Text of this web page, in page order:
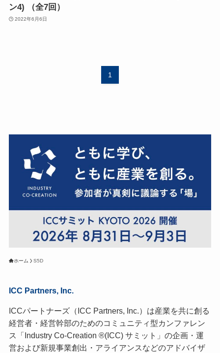
ン4) （全7回）
2022年6月6日
1
ホーム S5D
ICC Partners, Inc.
ICCパートナーズ（ICC Partners, Inc.）は産業を共に創る
経営者・経営幹部のためのコミュニティ型カンファレン
ス「Industry Co-Creation ®(ICC) サミット」の企画・運
営および新規事業創出・アライアンスなどのアドバイザ